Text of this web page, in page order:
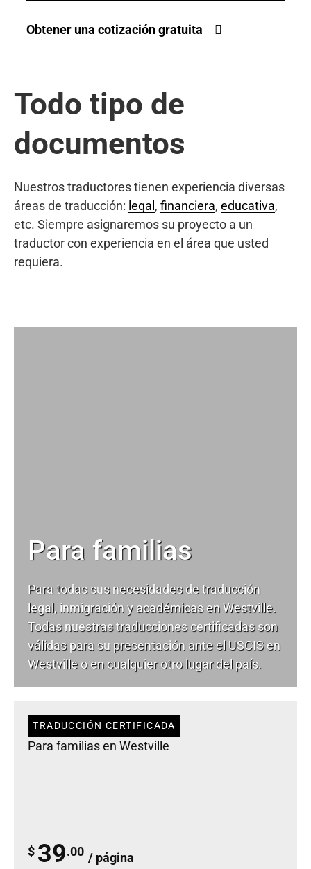
Obtener una cotización gratuita
Todo tipo de
documentos
Nuestros traductores tienen experiencia diversas
áreas de traducción: legal , financiera, educativa,
etc. Siempre asignaremos su proyecto a un
traductor con experiencia en el área que usted
requiera.
Para familias
Para todas sus necesidades detraducción
legal, inmigración y académicas en Westville.
Todas nuestras traducciones certificadas son
válidas para su presentación ante el USCIS en
Westville o en cualquier otro lugar del país.
TRADUCCIÓN CERTIFICADA
Para familias en Westville
$ 39.00 / página